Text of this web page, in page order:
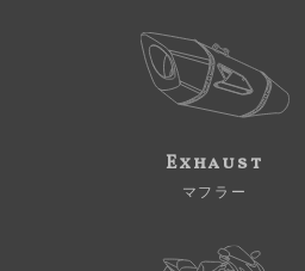
Exhaust
マフラー